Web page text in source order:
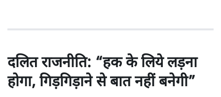
दलित राजनीति: “हक के लिये लड़ना
होगा, गिड़गिड़ाने से बात नहीं बनेगी”